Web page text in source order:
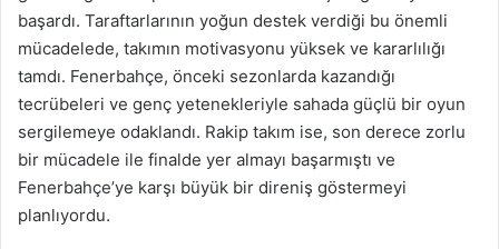
başardı. Taraftarlarının yoğun destek verdiği bu önemli
mücadelede, takımın motivasyonu yüksek ve kararlılığı
tamdı. Fenerbahçe, önceki sezonlarda kazandığı
tecrübeleri ve genç yetenekleriyle sahada güçlü bir oyun
sergilemeye odaklandı. Rakip takım ise, son derece zorlu
bir mücadele ile finalde yer almayı başarmıştı ve
Fenerbahçe’ye karşı büyük bir direniş göstermeyi
planlıyordu.